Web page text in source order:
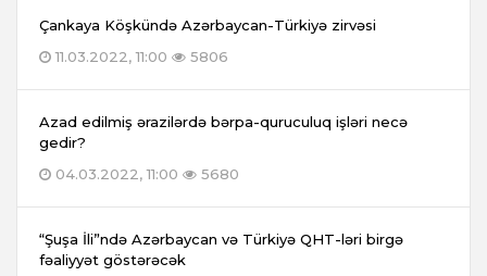
Çankaya Köşkündə Azərbaycan-Türkiyə zirvəsi
11.03.2022, 11:00
5806
Azad edilmiş ərazilərdə bərpa-quruculuq işləri necə
gedir?
04.03.2022, 11:00
5680
“Şuşa İli”ndə Azərbaycan və Türkiyə QHT-ləri birgə
fəaliyyət göstərəcək